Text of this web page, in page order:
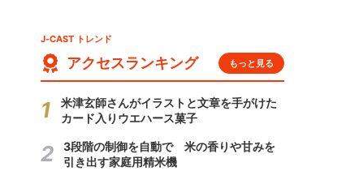
J-CAST トレンド
アクセスランキング もっと見る
米津玄師さんがイラストと文章を手がけた
カード入りウエハース菓子
3段階の制御を自動で 米の香りや甘みを
引き出す家庭用精米機